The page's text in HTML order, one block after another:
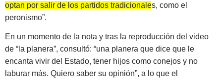
optan por salir de los partidos tradicionales, como el
peronismo”.
En un momento de la nota y tras la reproducción del video
de “la planera”, consultó: “una planera que dice que le
encanta vivir del Estado, tener hijos como conejos y no
laburar más. Quiero saber su opinión”, a lo que el